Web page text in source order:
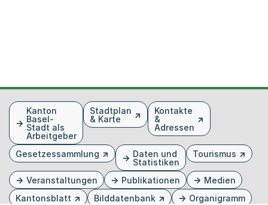
FusszeileKanton
Basel-
Stadt als
Arbeitgeber
Stadtplan
& Karte
Kontakte
&
Adressen
Gesetzessammlung
Daten und
Statistiken
Tourismus
Veranstaltungen Publikationen
Medien
Kantonsblatt
Bilddatenbank Organigramm